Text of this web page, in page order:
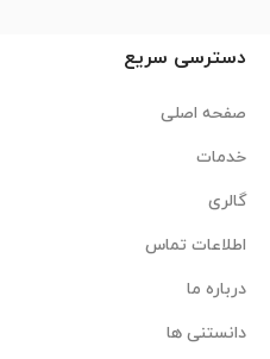
دسترسی سریع
صفحه اصلی
خدمات
گالری
اطلاعات تماس
درباره ما
دانستنی ها